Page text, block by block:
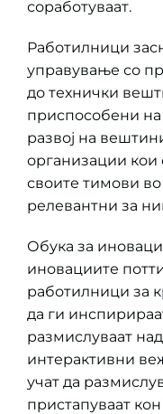
соработуваат.
Работилници
управување со
до технички
приспособени
развој на
организации кои
своите тимови
релевантни за
Обука за
иновациите
работилници за
да ги
размислуваат
интерактивни
учат да
пристапуваат